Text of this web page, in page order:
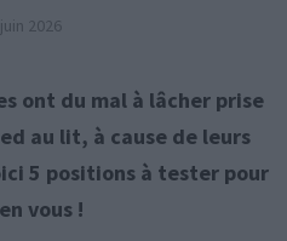
2026
ont du mal à lâcher prise
au lit, à cause de leurs
5 positions à tester pour
vous !